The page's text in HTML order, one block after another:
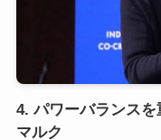
4. パワーバランス
マルク